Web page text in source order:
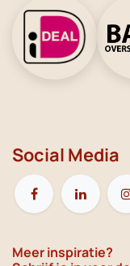
Social Media
Meer inspiratie?